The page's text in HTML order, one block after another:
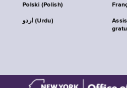
Polski (Polish)
اردو (Urdu)